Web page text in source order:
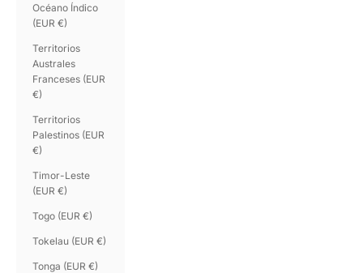
Océano Índico
(EUR €)
Territorios
Australes
Franceses (EUR
€)
Territorios
Palestinos (EUR
€)
Timor-Leste
(EUR €)
Togo (EUR €)
Tokelau (EUR €)
Tonga (EUR €)